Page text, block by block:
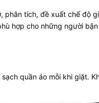
phân tích, đề xuất chế độ
hợp cho những người
quần áo mỗi khi giặt.